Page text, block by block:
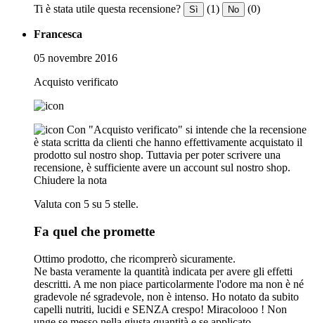
Ti è stata utile questa recensione? Sì (1) No (0)
Francesca
05 novembre 2016
Acquisto verificato
Con "Acquisto verificato" si intende che la recensione
è stata scritta da clienti che hanno effettivamente acquistato il
prodotto sul nostro shop. Tuttavia per poter scrivere una
recensione, è sufficiente avere un account sul nostro shop.
Chiudere la nota
Valuta con 5 su 5 stelle.
Fa quel che promette
Ottimo prodotto, che ricomprerò sicuramente.
Ne basta veramente la quantità indicata per avere gli effetti
descritti. A me non piace particolarmente l'odore ma non è né
gradevole né sgradevole, non è intenso. Ho notato da subito
capelli nutriti, lucidi e SENZA crespo! Miracolooo ! Non